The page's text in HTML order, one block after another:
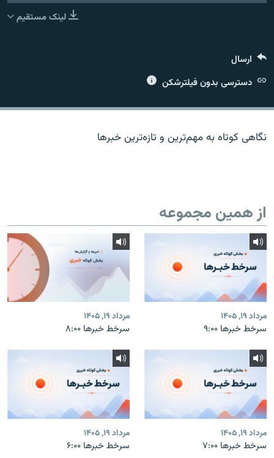
لینک مستقیم
ارسال
دسترسی بدون فیلترشکن
نگاهی کوتاه به مهم‌ترين و تازه‌ترين خبرها
از همین مجموعه
مرداد ۱۹, ۱۴۰۵
سرخط خبرها ۹:۰۰
مرداد ۱۹, ۱۴۰۵
سرخط خبرها ۸:۰۰
مرداد ۱۹, ۱۴۰۵
سرخط خبرها ۷:۰۰
مرداد ۱۹, ۱۴۰۵
سرخط خبرها ۶:۰۰